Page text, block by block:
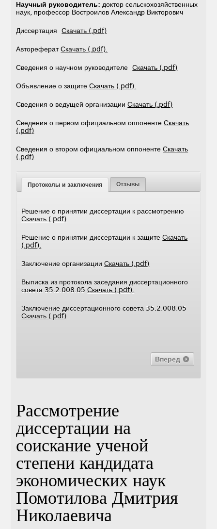
Научный руководитель: доктор сельскохозяйственных
наук, профессор Востроилов Александр Викторович
ДиссертацияСкачать (.pdf)
АвторефератСкачать (.pdf).
Сведения о научном руководителеСкачать (.pdf)
Объявление о защитеСкачать (.pdf).
Сведения о ведущей организацииСкачать (.pdf)
Сведения о первом официальном оппонентеСкачать
(.pdf)
Сведения о втором официальном оппонентеСкачать
(.pdf)
Протоколы и заключения Отзывы
Решение о принятии диссертации к рассмотрению
Скачать (.pdf)
Решение о принятии диссертации к защитеСкачать
(.pdf).
Заключение организацииСкачать (.pdf)
Выписка из протокола заседания диссертационного
совета 35.2.008.05Скачать (.pdf).
Заключение диссертационного совета 35.2.008.05
Скачать (.pdf)
Вперед
Рассмотрение
диссертации на
соискание ученой
степени кандидата
экономических наук
Помотилова Дмитрия
Николаевича